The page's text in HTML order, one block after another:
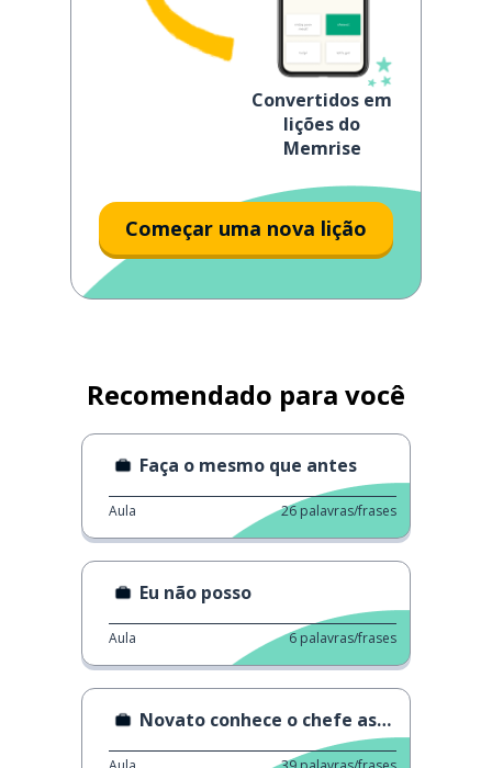
Convertidos em
lições do
Memrise
Começar uma nova lição
Recomendado para você
Faça o mesmo que antes
Aula 26 palavras/frases
Eu não posso
Aula 6 palavras/frases
Novato conhece o chefe assustador